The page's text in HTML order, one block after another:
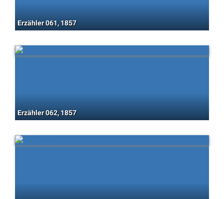
Erzähler 061, 1857
Erzähler 062, 1857